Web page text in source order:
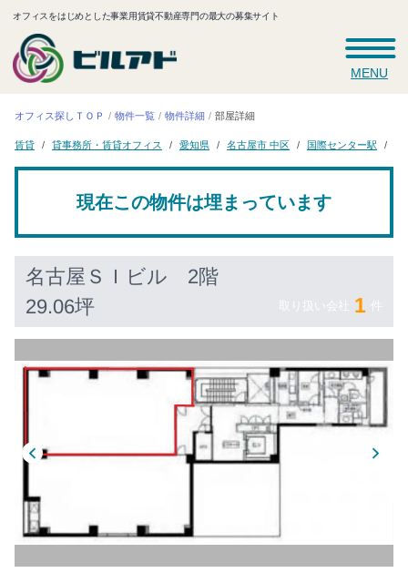
オフィスをはじめとした事業用賃貸不動産専門の最大の募集サイト
MENU
オフィス探しＴＯＰ 物件一覧 物件詳細 部屋詳細
賃貸 貸事務所・賃貸オフィス 愛知県 名古屋市 中区 国際センター駅
現在この物件は埋まっています
名古屋ＳＩビル 2階
29.06坪 取り扱い会社 1 件